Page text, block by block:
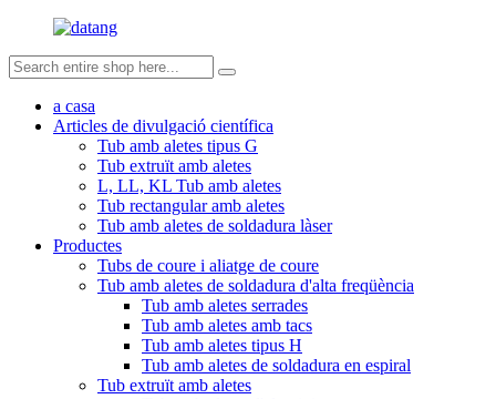
a casa
Articles de divulgació científica
Tub amb aletes tipus G
Tub extruït amb aletes
L, LL, KL Tub amb aletes
Tub rectangular amb aletes
Tub amb aletes de soldadura làser
Productes
Tubs de coure i aliatge de coure
Tub amb aletes de soldadura d'alta freqüència
Tub amb aletes serrades
Tub amb aletes amb tacs
Tub amb aletes tipus H
Tub amb aletes de soldadura en espiral
Tub extruït amb aletes